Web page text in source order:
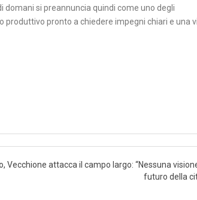
si preannuncia quindi come uno degli
pronto a chiedere impegni chiari e una
Vecchione attacca il campo largo: “Nessuna
futuro della